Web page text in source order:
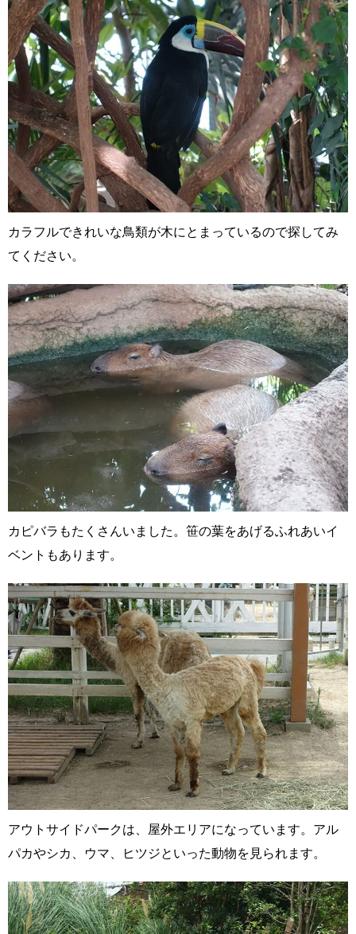
カラフルできれいな鳥類が木にとまっているので探してみ
てください。
カピバラもたくさんいました。笹の葉をあげるふれあいイ
ベントもあります。
アウトサイドパークは、屋外エリアになっています。アル
パカやシカ、ウマ、ヒツジといった動物を見られます。